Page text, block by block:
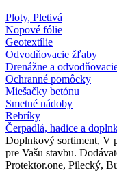
Ploty, Pletivá
Nopové fólie
Geotextílie
Odvodňovacie žľaby
Drenážne a
Ochranné pomôcky
Miešačky betónu
Smetné nádoby
Rebríky
Čerpadlá, hadice a
Doplnkový sortiment, V
pre Vašu stavbu.
Protektor.one,